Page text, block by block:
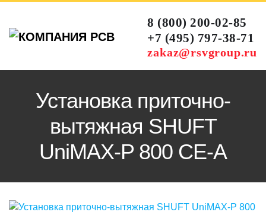
8 (800) 200-02-85
+7 (495) 797-38-71
zakaz@rsvgroup.ru
Установка приточно-
вытяжная SHUFT
UniMAX-P 800 CE-A